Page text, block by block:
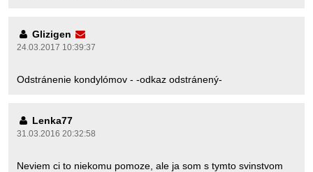
Glizigen
24.03.2017 10:39:37
Odstránenie kondylómov - -odkaz odstránený-
Lenka77
31.03.2016 20:32:58
Neviem ci to niekomu pomoze, ale ja som s tymto svinstvom